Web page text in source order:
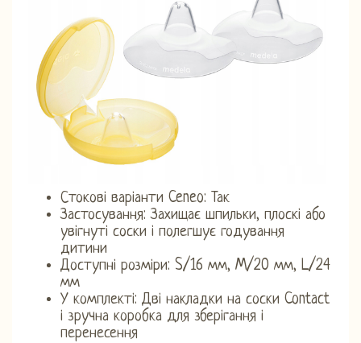
Стокові варіанти Ceneo: Так
Застосування: Захищає шпильки, плоскі або
увігнуті соски і полегшує годування
дитини
Доступні розміри: S/16 мм, M/20 мм, L/24
мм
У комплекті: Дві накладки на соски Contact
і зручна коробка для зберігання і
перенесення